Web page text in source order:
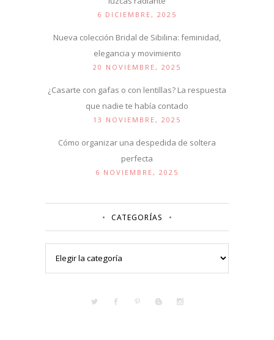
6 DICIEMBRE, 2025
Nueva colección Bridal de Sibilina: feminidad,
elegancia y movimiento
20 NOVIEMBRE, 2025
¿Casarte con gafas o con lentillas? La respuesta
que nadie te había contado
13 NOVIEMBRE, 2025
Cómo organizar una despedida de soltera
perfecta
6 NOVIEMBRE, 2025
CATEGORÍAS